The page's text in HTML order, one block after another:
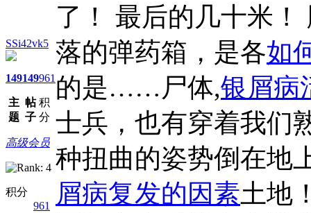
SSi42vk5
149
主
题
149
帖
子
961
积
分
高级会员
积分
961
了！ 最后的几十米
落的弹药箱，是各如
的是……尸体,银屑病
士兵，也有穿着我们
种扭曲的姿势倒在地
屑病复发的因素土地